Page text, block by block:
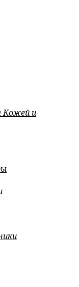
Кожей и